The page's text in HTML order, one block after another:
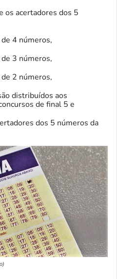
os acertadores dos 5
4 números,
3 números,
2 números,
distribuídos aos
de final 5 e
dos 5 números da